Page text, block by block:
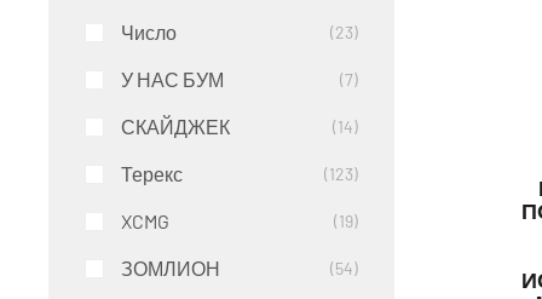
Число 23
У НАС БУМ 7
СКАЙДЖЕК 14
Терекс 123
XCMG 19
ЗОМЛИОН 54